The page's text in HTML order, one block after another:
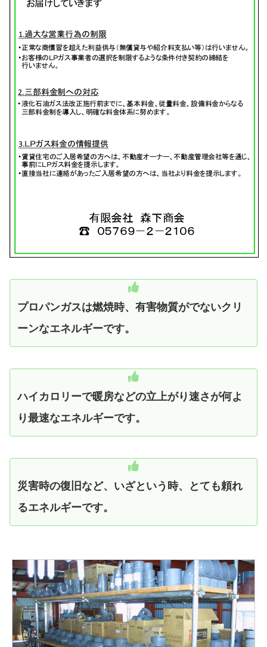
プロパンガスは燃焼時、有害物質がでないクリ
ーンなエネルギーです。
ハイカロリーで暖房などの立上がり速さが何よ
り最速なエネルギーです。
災害時の復旧など、いざという時、とても頼れ
るエネルギーです。